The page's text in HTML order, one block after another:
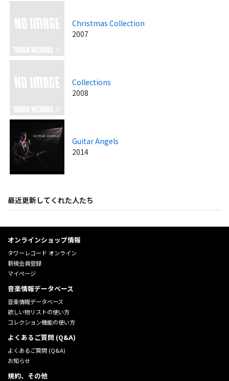
Christmas Collection
2007
Collections
2008
Guitar Angels
2014
最近更新してくれた人たち
オンラインショップ情報
タワーレコード オンライン
新規会員登録
マイページ
音楽情報データベース
音楽情報データベース
欲しい物リストの使い方
コレクション機能の使い方
よくあるご質問 (Q&A)
よくあるご質問 (Q&A)
お知らせ
規約、その他